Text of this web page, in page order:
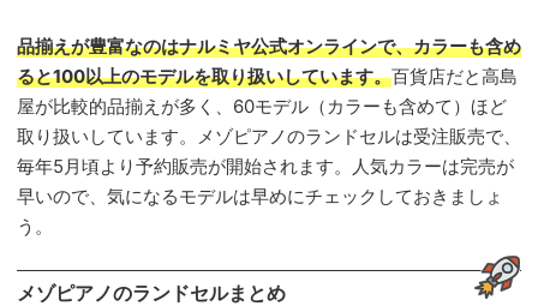
品揃えが豊富なのはナルミヤ公式オンラインで、カラーも含め
ると100以上のモデルを取り扱いしています。百貨店だと高島
屋が比較的品揃えが多く、60モデル（カラーも含めて）ほど
取り扱いしています。メゾピアノのランドセルは受注販売で、
毎年5月頃より予約販売が開始されます。人気カラーは完売が
早いので、気になるモデルは早めにチェックしておきましょ
う。
メゾピアノのランドセルまとめ